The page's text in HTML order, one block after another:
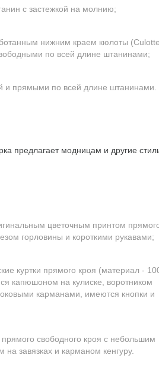
с застежкой на молнию;
нижним краем кюлоты
по всей длине штанинами;
и прямыми по всей длине штанинами.
предлагает модницам и другие
цветочным принтом
горловины и короткими рукавами;
куртки прямого кроя (материал -
капюшоном на кулиске, воротником
карманами, имеются кнопки и
свободного кроя с небольшим
завязках и карманом кенгуру.